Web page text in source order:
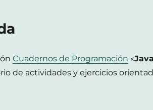
Cuadernos de Programación «
de actividades y ejercicios